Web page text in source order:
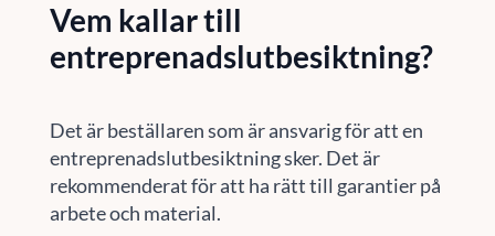
Vem kallar till
entreprenadslutbesiktning?
Det är beställaren som är ansvarig för att en
entreprenadslutbesiktning sker. Det är
rekommenderat för att ha rätt till garantier på
arbete och material.